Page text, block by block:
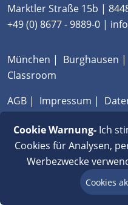
Marktler Straße 15b |
+49 (0) 8677 - 9889-0 |
München | Burghausen |
Classroom
AGB | Impressum |
Cookie Warnung-Ich
Cookies für Analysen,
Werbezwecke
Cookies